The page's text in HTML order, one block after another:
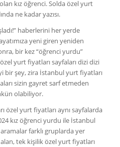
haberlerini her yerde
yeni giren yeniden
bir kez “öğrenci yurdu”
yurt fiyatları sayfaları dizi dizi
bir şey, zira İstanbul yurt fiyatları
sizin gayret sarf etmeden
olabiliyor.
özel yurt fiyatları aynı sayfalarda
kız öğrenci yurdu ile İstanbul
farklı gruplarda yer
tek kişilik özel yurt fiyatları